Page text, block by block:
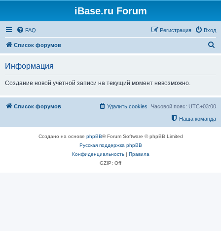
iBase.ru Forum
FAQ Вход
Регистрация
Список форумов
Информация
Создание новой учётной записи на текущий момент невозможно.
Список форумов Часовой пояс: UTC+03:00
Удалить cookies
Наша команда
Создано на основе phpBB® Forum Software © phpBB Limited
Русская поддержка phpBB
Конфиденциальность| Правила
GZIP: Off